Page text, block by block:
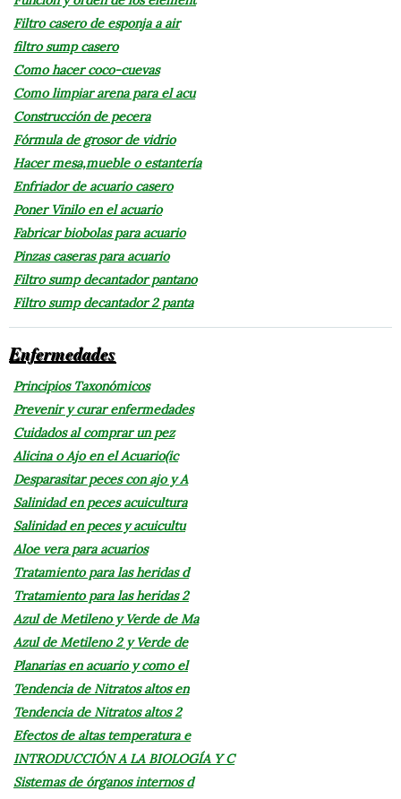
Filtro casero de esponja a air
filtro sump casero
Como hacer coco-cuevas
Como limpiar arena para el acu
Construcción de pecera
Fórmula de grosor de vidrio
Hacer mesa,mueble o estantería
Enfriador de acuario casero
Poner Vinilo en el acuario
Fabricar biobolas para acuario
Pinzas caseras para acuario
Filtro sump decantador pantano
Filtro sump decantador 2 panta
Enfermedades
Principios Taxonómicos
Prevenir y curar enfermedades
Cuidados al comprar un pez
Alicina o Ajo en el Acuario(ic
Desparasitar peces con ajo y A
Salinidad en peces acuicultura
Salinidad en peces y acuicultu
Aloe vera para acuarios
Tratamiento para las heridas d
Tratamiento para las heridas 2
Azul de Metileno y Verde de Ma
Azul de Metileno 2 y Verde de
Planarias en acuario y como el
Tendencia de Nitratos altos en
Tendencia de Nitratos altos 2
Efectos de altas temperatura e
INTRODUCCIÓN A LA BIOLOGÍA Y C
Sistemas de órganos internos d